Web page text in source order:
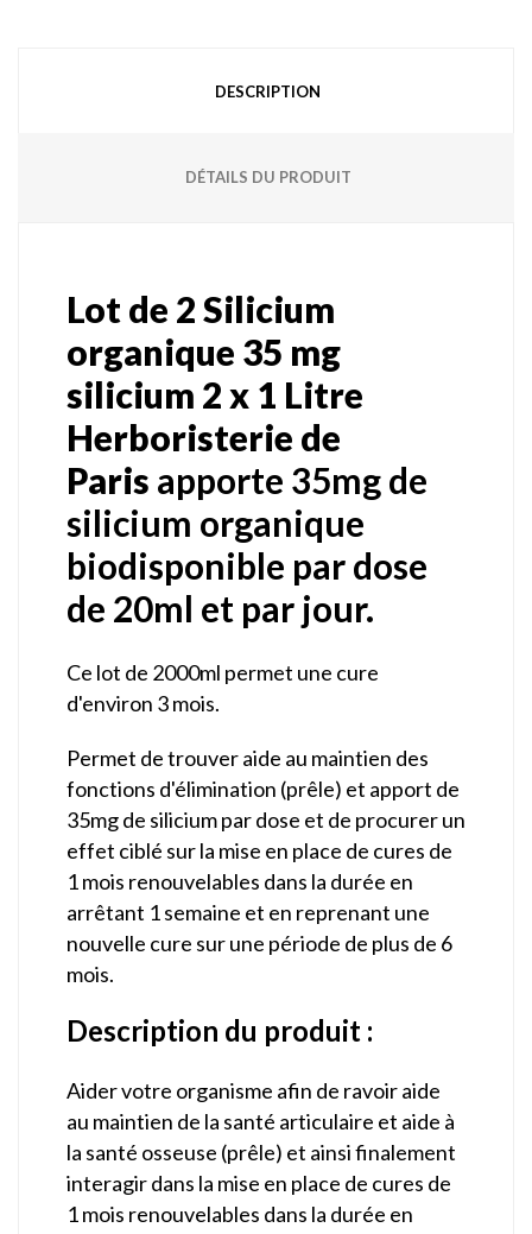
DESCRIPTION
DÉTAILS DU PRODUIT
Lot de 2 Silicium
organique 35 mg
silicium 2 x 1 Litre
Herboristerie de
Paris apporte 35mg de
silicium organique
biodisponible par dose
de 20ml et par jour.
Ce lot de 2000ml permet une cure
d'environ 3 mois.
Permet de trouver aide au maintien des
fonctions d'élimination (prêle) et apport de
35mg de silicium par dose et de procurer un
effet ciblé sur la mise en place de cures de
1 mois renouvelables dans la durée en
arrêtant 1 semaine et en reprenant une
nouvelle cure sur une période de plus de 6
mois.
Description du produit :
Aider votre organisme afin de ravoir aide
au maintien de la santé articulaire et aide à
la santé osseuse (prêle) et ainsi finalement
interagir dans la mise en place de cures de
1 mois renouvelables dans la durée en